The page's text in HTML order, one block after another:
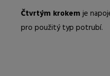
Čtvrtým krokemje
pro použitý typ potrubí.